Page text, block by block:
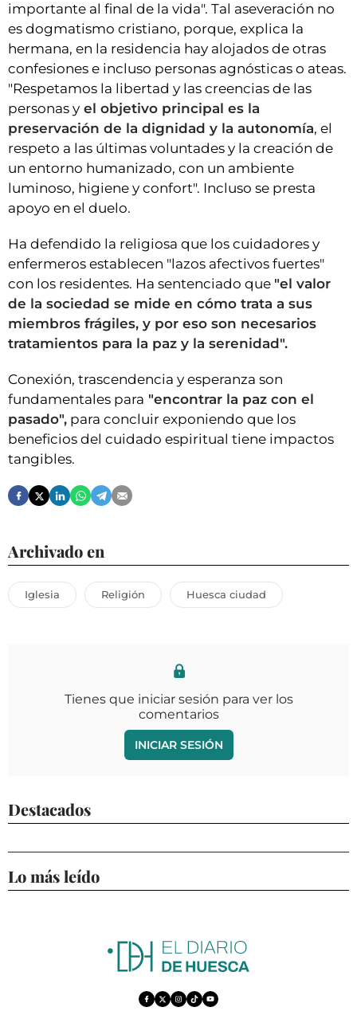
importante al final de la vida". Tal aseveración no
es dogmatismo cristiano, porque, explica la
hermana, en la residencia hay alojados de otras
confesiones e incluso personas agnósticas o ateas.
"Respetamos la libertad y las creencias de las
personas y el objetivo principal es la
preservación de la dignidad y la autonomía, el
respeto a las últimas voluntades y la creación de
un entorno humanizado, con un ambiente
luminoso, higiene y confort". Incluso se presta
apoyo en el duelo.
Ha defendido la religiosa que los cuidadores y
enfermeros establecen "lazos afectivos fuertes"
con los residentes. Ha sentenciado que "el valor
de la sociedad se mide en cómo trata a sus
miembros frágiles, y por eso son necesarios
tratamientos para la paz y la serenidad".
Conexión, trascendencia y esperanza son
fundamentales para "encontrar la paz con el
pasado", para concluir exponiendo que los
beneficios del cuidado espiritual tiene impactos
tangibles.
Archivado en
Iglesia Religión Huesca ciudad
Tienes que iniciar sesión para ver los
comentarios
INICIAR SESIÓN
Destacados
Lo más leído